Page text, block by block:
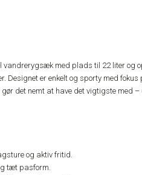
vandrerygsæk med plads til 22 liter og
Designet er enkelt og sporty med fokus
det nemt at have det vigtigste med –
og aktiv fritid.
tæt pasform.